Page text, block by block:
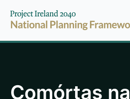
content
Comórtas na